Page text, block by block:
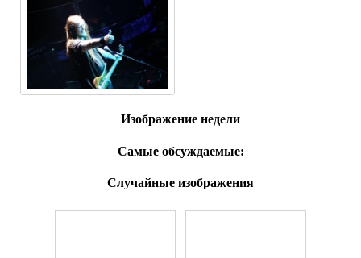
Изображение недели
Самые обсуждаемые:
Случайные изображения